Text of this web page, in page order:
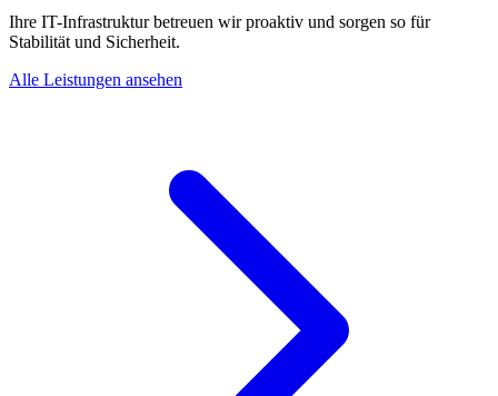
Ihre IT-Infrastruktur betreuen wir proaktiv und sorgen so für
Stabilität und Sicherheit.
Alle Leistungen ansehen